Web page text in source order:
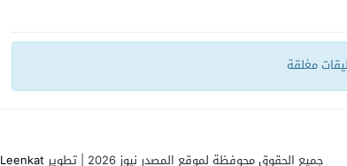
مغلقة
جميع الحقوق محوفظة لموقع المصدر نيوز 2026 | تطوير Leenkat